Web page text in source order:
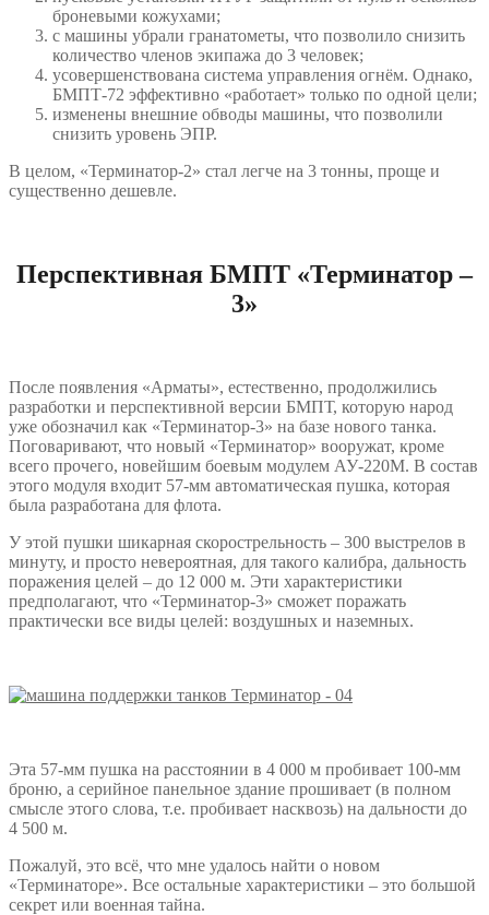
броневыми кожухами;
с машины убрали гранатометы, что позволило снизить
количество членов экипажа до 3 человек;
усовершенствована система управления огнём. Однако,
БМПТ-72 эффективно «работает» только по одной цели;
изменены внешние обводы машины, что позволили
снизить уровень ЭПР.
В целом, «Терминатор-2» стал легче на 3 тонны, проще и
существенно дешевле.
Перспективная БМПТ «Терминатор –
3»
После появления «Арматы», естественно, продолжились
разработки и перспективной версии БМПТ, которую народ
уже обозначил как «Терминатор-3» на базе нового танка.
Поговаривают, что новый «Терминатор» вооружат, кроме
всего прочего, новейшим боевым модулем АУ-220М. В состав
этого модуля входит 57-мм автоматическая пушка, которая
была разработана для флота.
У этой пушки шикарная скорострельность – 300 выстрелов в
минуту, и просто невероятная, для такого калибра, дальность
поражения целей – до 12 000 м. Эти характеристики
предполагают, что «Терминатор-3» сможет поражать
практически все виды целей: воздушных и наземных.
Эта 57-мм пушка на расстоянии в 4 000 м пробивает 100-мм
броню, а серийное панельное здание прошивает (в полном
смысле этого слова, т.е. пробивает насквозь) на дальности до
4 500 м.
Пожалуй, это всё, что мне удалось найти о новом
«Терминаторе». Все остальные характеристики – это большой
секрет или военная тайна.